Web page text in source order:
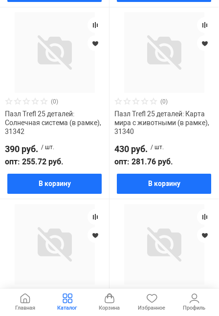
(0)
Пазл Trefl 25 деталей:
Солнечная система (в рамке),
31342
390 руб. / шт.
опт: 255.72 руб.
В корзину
(0)
Пазл Trefl 25 деталей: Карта
мира с животными (в рамке),
31340
430 руб. / шт.
опт: 281.76 руб.
В корзину
Пазл Trefl 15 деталей: Ферма.
Пазл магнитный Trefl
Главная Каталог Корзина Избранное Профиль